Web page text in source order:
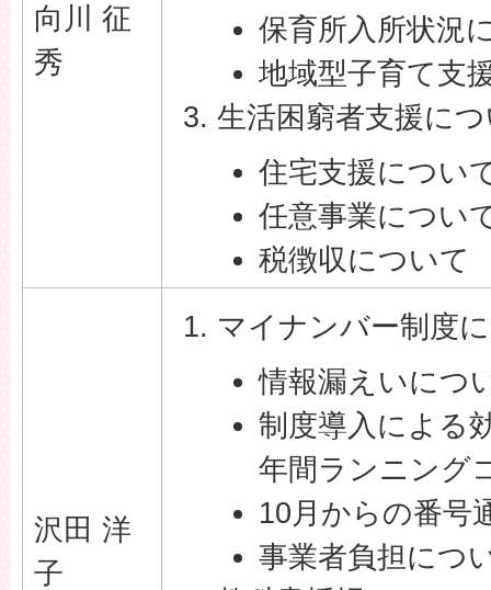
向川 征
秀
保育所入所状況
地域型子育て支
生活困窮者支援に
住宅支援につい
任意事業につい
税徴収について
沢田 洋
子
マイナンバー制度
情報漏えいにつ
制度導入による
年間ランニング
10月からの番号
事業者負担につ